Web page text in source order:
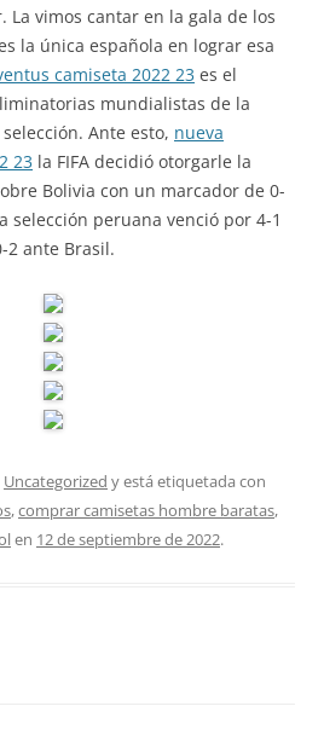
La vimos cantar en la gala de los
la única española en lograr esa
camiseta 2022 23 es el
mundialistas de la
selección. Ante esto, nueva
23 la FIFA decidió otorgarle la
Bolivia con un marcador de 0-
selección peruana venció por 4-1
2 ante Brasil.
Uncategorized y está etiquetada con
,comprar camisetas hombre baratas,
en 12 de septiembre de 2022.